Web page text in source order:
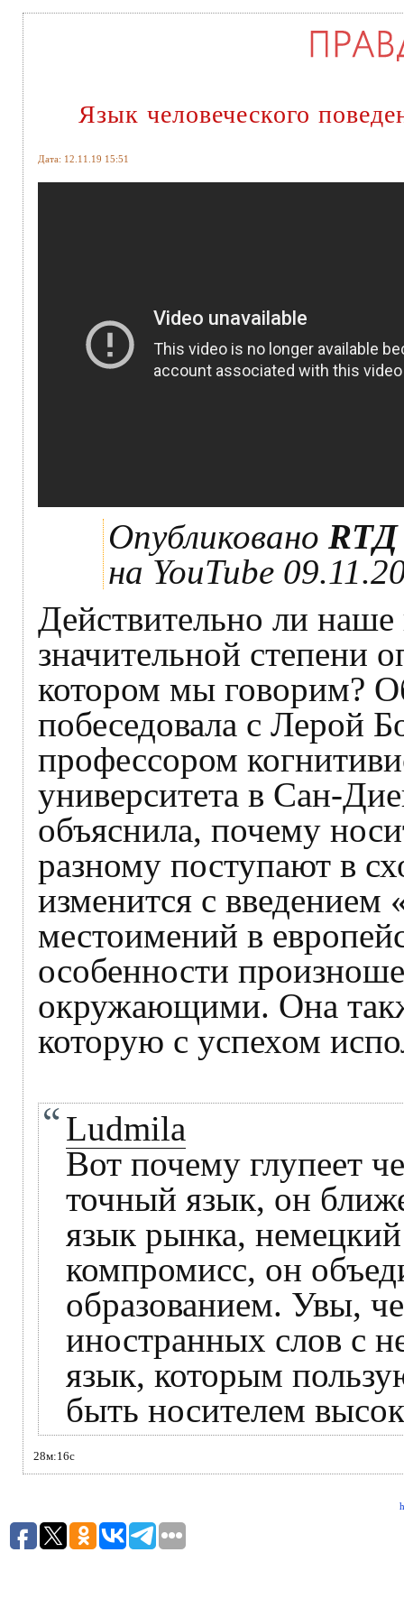
Язык человеческого
Дата: 12.11.19 15:51
Опубликовано RTД
на YouTube
Действительно ли
значительной степени
котором мы говорим?
побеседовала с Лерой
профессором
университета в Сан-
объяснила, почему
разному поступают в
изменится с введением
местоимений в
особенности
окружающими. Она
которую с успехом
Ludmila
Вот почему глупеет
точный язык, он
язык рынка,
компромисс, он
образованием. Увы,
иностранных слов с
язык, которым
быть носителем
28м:16с